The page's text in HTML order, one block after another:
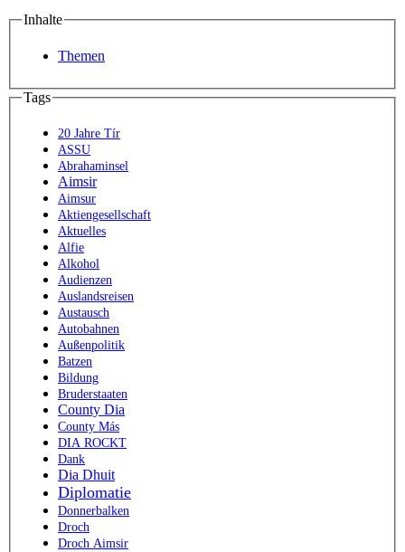
Inhalte
Themen
Tags
20 Jahre Tír
ASSU
Abrahaminsel
Aimsir
Aimsur
Aktiengesellschaft
Aktuelles
Alfie
Alkohol
Audienzen
Auslandsreisen
Austausch
Autobahnen
Außenpolitik
Batzen
Bildung
Bruderstaaten
County Dia
County Más
DIA ROCKT
Dank
Dia Dhuit
Diplomatie
Donnerbalken
Droch
Droch Aimsir